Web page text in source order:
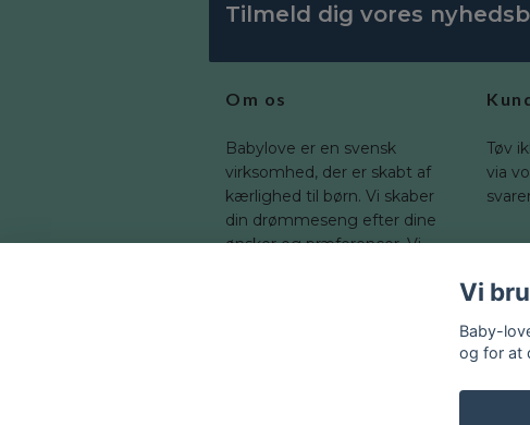
Tilmeld dig vores
Om os
Babylove er en svensk
virksomhed, der er skabt af
kærlighed til børn. Vi skaber
din drømmeseng efter dine
ønsker og præferencer. Vi
Tøv
via
Vi
Baby-
og for at